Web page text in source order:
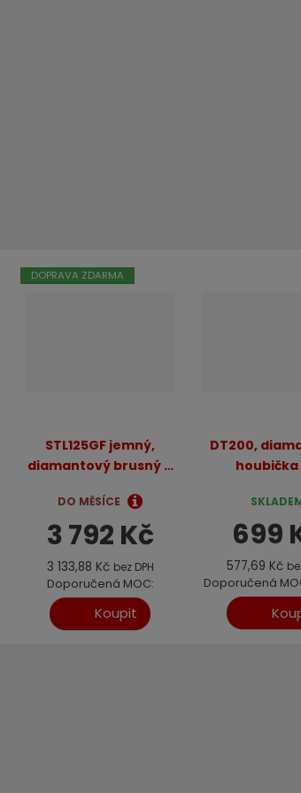
DOPRAVA ZDARMA
STL125GF jemný,
diamantový brusný a
3 792 Kč
3 133,88 Kč bez DPH
Doporučená MOC:
3 992 Kč
DO MĚSÍCE
Koupit
DT200,
houbička
obkladů,
699
577,69 Kč
Doporučená